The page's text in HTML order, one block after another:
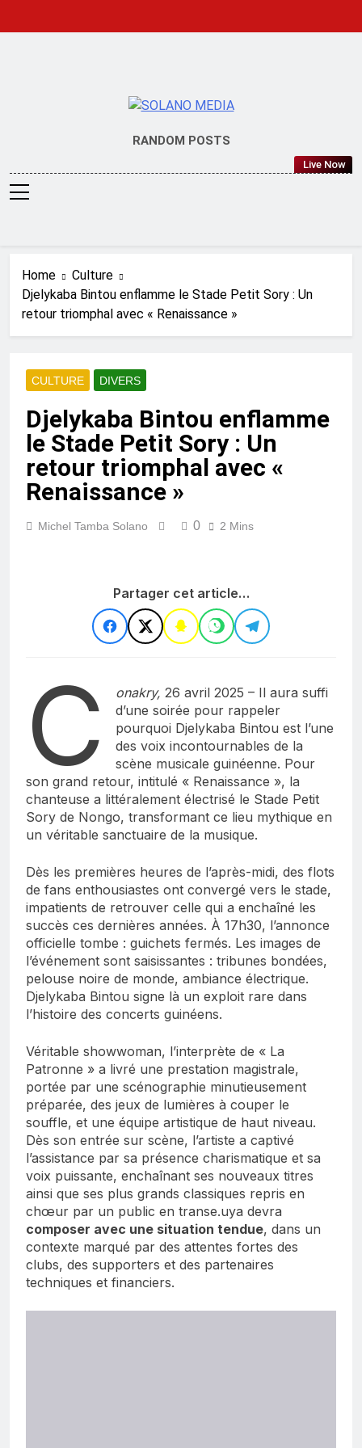
SOLANO
MEDIA
RANDOM POSTS
Live Now
Home
Culture
Djelykaba Bintou enflamme le Stade Petit Sory : Un
retour triomphal avec « Renaissance »
CULTURE DIVERS
Djelykaba Bintou enflamme
le Stade Petit Sory : Un
retour triomphal avec «
Renaissance »
Michel Tamba Solano 0 2 Mins
Partager cet article…
C onakry,26 avril 2025 – Il aura suffi
d’une soirée pour rappeler
pourquoi Djelykaba Bintou est l’une
des voix incontournables de la
scène musicale guinéenne. Pour
son grand retour, intitulé « Renaissance », la
chanteuse a littéralement électrisé le Stade Petit
Sory de Nongo, transformant ce lieu mythique en
un véritable sanctuaire de la musique.
Dès les premières heures de l’après-midi, des flots
de fans enthousiastes ont convergé vers le stade,
impatients de retrouver celle qui a enchaîné les
succès ces dernières années. À 17h30, l’annonce
officielle tombe : guichets fermés. Les images de
l’événement sont saisissantes : tribunes bondées,
pelouse noire de monde, ambiance électrique.
Djelykaba Bintou signe là un exploit rare dans
l’histoire des concerts guinéens.
Véritable showwoman, l’interprète de « La
Patronne » a livré une prestation magistrale,
portée par une scénographie minutieusement
préparée, des jeux de lumières à couper le
souffle, et une équipe artistique de haut niveau.
Dès son entrée sur scène, l’artiste a captivé
l’assistance par sa présence charismatique et sa
voix puissante, enchaînant ses nouveaux titres
ainsi que ses plus grands classiques repris en
chœur par un public en transe.uya devra
composer avec une situation tendue, dans un
contexte marqué par des attentes fortes des
clubs, des supporters et des partenaires
techniques et financiers.